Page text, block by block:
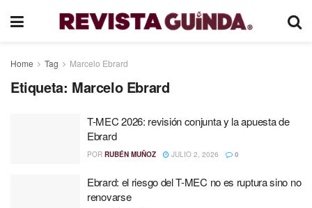
Home Tag Marcelo Ebrard
Etiqueta: Marcelo Ebrard
T-MEC 2026: revisión conjunta y la apuesta de
Ebrard
POR RUBÉN MUÑOZ JULIO 2, 2026 0
Ebrard: el riesgo del T-MEC no es ruptura sino no
renovarse